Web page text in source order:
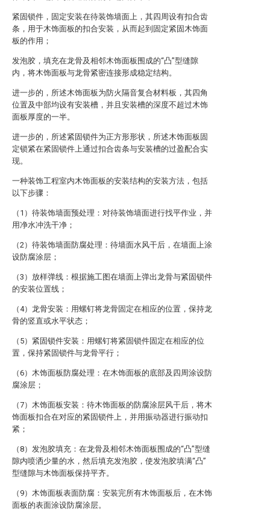
紧固锁件，固定安装在待装饰墙面上，其四周设有扣合齿
条，用于木饰面板的扣合安装，从而起到固定紧固木饰面
板的作用；
发泡胶，填充在龙骨及相邻木饰面板围成的“凸”型缝隙
内，将木饰面板与龙骨紧密连接形成稳定结构。
进一步的，所述木饰面板为防火隔音复合材料板，其四角
位置及中部均设有安装槽，并且安装槽的深度不超过木饰
面板厚度的一半。
进一步的，所述紧固锁件为正方形形状，所述木饰面板固
定锁紧在紧固锁件上通过扣合齿条与安装槽的过盈配合实
现。
一种装饰工程室内木饰面板的安装结构的安装方法，包括
以下步骤：
（1）待装饰墙面预处理：对待装饰墙面进行找平作业，并
用净水冲洗干净；
（2）待装饰墙面防腐处理：待墙面水风干后，在墙面上涂
设防腐涂层；
（3）放样弹线：根据施工图在墙面上弹出龙骨与紧固锁件
的安装位置线；
（4）龙骨安装：用螺钉将龙骨固定在相应的位置，保持龙
骨的竖直或水平状态；
（5）紧固锁件安装：用螺钉将紧固锁件固定在相应的位
置，保持紧固锁件与龙骨平行；
（6）木饰面板防腐处理：在木饰面板的底部及四周涂设防
腐涂层；
（7）木饰面板安装：待木饰面板的防腐涂层风干后，将木
饰面板扣合在对应的紧固锁件上，并用振动器进行振动扣
紧；
（8）发泡胶填充：在龙骨及相邻木饰面板围成的“凸”型缝
隙内喷洒少量的水，然后填充发泡胶，使发泡胶填满“凸”
型缝隙与木饰面板保持平齐。
（9）木饰面板表面防腐：安装完所有木饰面板后，在木饰
面板的表面涂设防腐涂层。